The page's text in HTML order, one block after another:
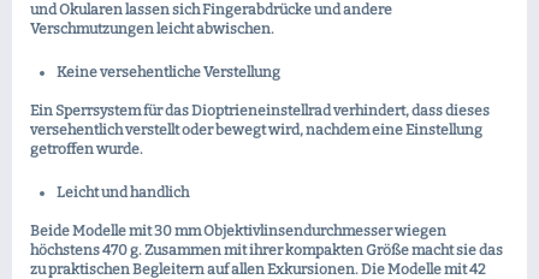
und Okularen lassen sich Fingerabdrücke und andere
Verschmutzungen leicht abwischen.
Keine versehentliche Verstellung
Ein Sperrsystem für das Dioptrieneinstellrad verhindert, dass dieses
versehentlich verstellt oder bewegt wird, nachdem eine Einstellung
getroffen wurde.
Leicht und handlich
Beide Modelle mit 30 mm Objektivlinsendurchmesser wiegen
höchstens 470 g. Zusammen mit ihrer kompakten Größe macht sie das
zu praktischen Begleitern auf allen Exkursionen. Die Modelle mit 42